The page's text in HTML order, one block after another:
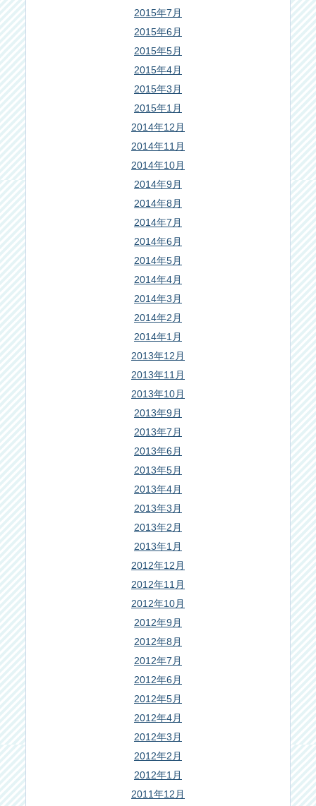
2015年7月
2015年6月
2015年5月
2015年4月
2015年3月
2015年1月
2014年12月
2014年11月
2014年10月
2014年9月
2014年8月
2014年7月
2014年6月
2014年5月
2014年4月
2014年3月
2014年2月
2014年1月
2013年12月
2013年11月
2013年10月
2013年9月
2013年7月
2013年6月
2013年5月
2013年4月
2013年3月
2013年2月
2013年1月
2012年12月
2012年11月
2012年10月
2012年9月
2012年8月
2012年7月
2012年6月
2012年5月
2012年4月
2012年3月
2012年2月
2012年1月
2011年12月